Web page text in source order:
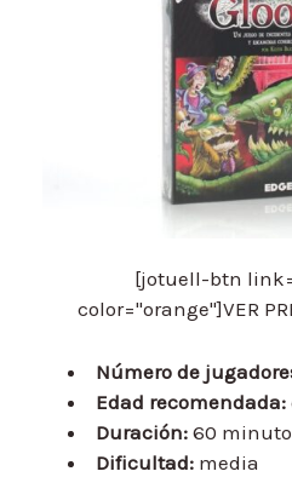
[jotuell-btn
color="orange"]VER
Número de
Edad recomendada:
Duración: 60
Dificultad: media